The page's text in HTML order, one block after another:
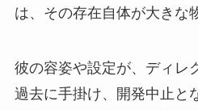
は、その存在自体が大きな
彼の容姿や設定が、ディレ
過去に手掛け、開発中止と